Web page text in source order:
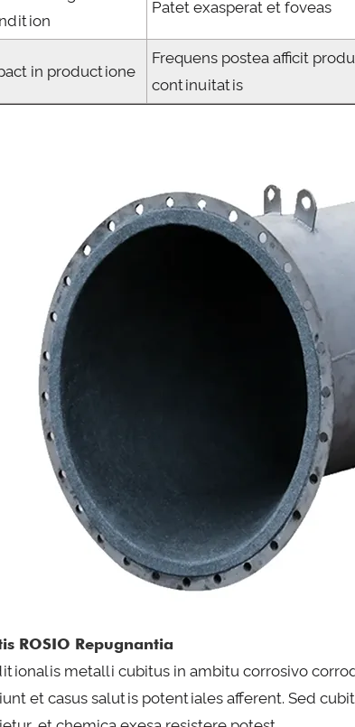
Patet exasperat et foveas
in productione
Frequens postea afficit
continuitatis
ROSIO Repugnantia
metalli cubitus in ambitu corrosivo
et casus salutis potentiales afferent. Sed